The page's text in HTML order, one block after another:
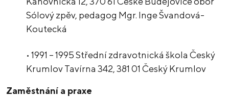
Sólový zpěv, pedagog Mgr. Inge Švandová-
Koutecká
• 1991 – 1995 Střední zdravotnická škola Český
Krumlov Tavírna 342, 381 01 Český Krumlov
Zaměstnání a praxe